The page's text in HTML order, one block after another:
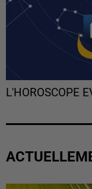
L'HOROSCOPE